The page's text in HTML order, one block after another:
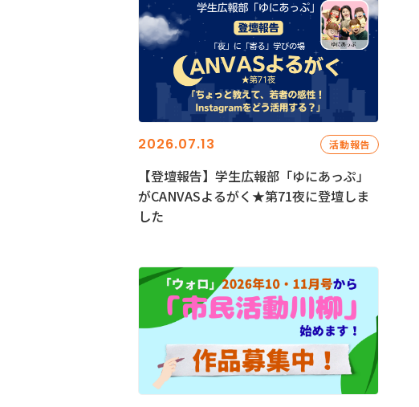
2026.07.13 活動報告
【登壇報告】学生広報部「ゆにあっぷ」
がCANVASよるがく★第71夜に登壇しま
した